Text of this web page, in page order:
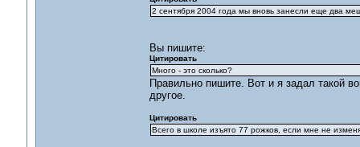
2 сентября 2004 года мы вновь занесли еще два
Вы пишите:
Цитировать
Много - это сколько?
Правильно пишите. Вот и я задал такой
другое.
Цитировать
Всего в школе изъято 77 рожков, если мне не